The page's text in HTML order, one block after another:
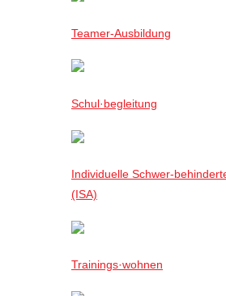
Teamer-Ausbildung
Schul·begleitung
Individuelle Schwer-
(ISA)
Trainings·wohnen